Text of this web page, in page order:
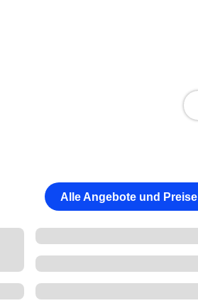
Alle Angebote und Preise